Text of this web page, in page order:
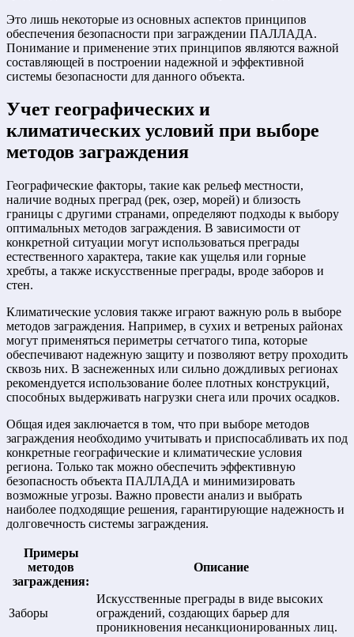
Это лишь некоторые из основных аспектов принципов
обеспечения безопасности при заграждении ПАЛЛАДА.
Понимание и применение этих принципов являются важной
составляющей в построении надежной и эффективной
системы безопасности для данного объекта.
Учет географических и
климатических условий при выборе
методов заграждения
Географические факторы, такие как рельеф местности,
наличие водных преград (рек, озер, морей) и близость
границы с другими странами, определяют подходы к выбору
оптимальных методов заграждения. В зависимости от
конкретной ситуации могут использоваться преграды
естественного характера, такие как ущелья или горные
хребты, а также искусственные преграды, вроде заборов и
стен.
Климатические условия также играют важную роль в выборе
методов заграждения. Например, в сухих и ветреных районах
могут применяться периметры сетчатого типа, которые
обеспечивают надежную защиту и позволяют ветру проходить
сквозь них. В заснеженных или сильно дождливых регионах
рекомендуется использование более плотных конструкций,
способных выдерживать нагрузки снега или прочих осадков.
Общая идея заключается в том, что при выборе методов
заграждения необходимо учитывать и приспосабливать их под
конкретные географические и климатические условия
региона. Только так можно обеспечить эффективную
безопасность объекта ПАЛЛАДА и минимизировать
возможные угрозы. Важно провести анализ и выбрать
наиболее подходящие решения, гарантирующие надежность и
долговечность системы заграждения.
Примеры
методов
заграждения:
Описание
Заборы
Искусственные преграды в виде высоких
ограждений, создающих барьер для
проникновения несанкционированных лиц.